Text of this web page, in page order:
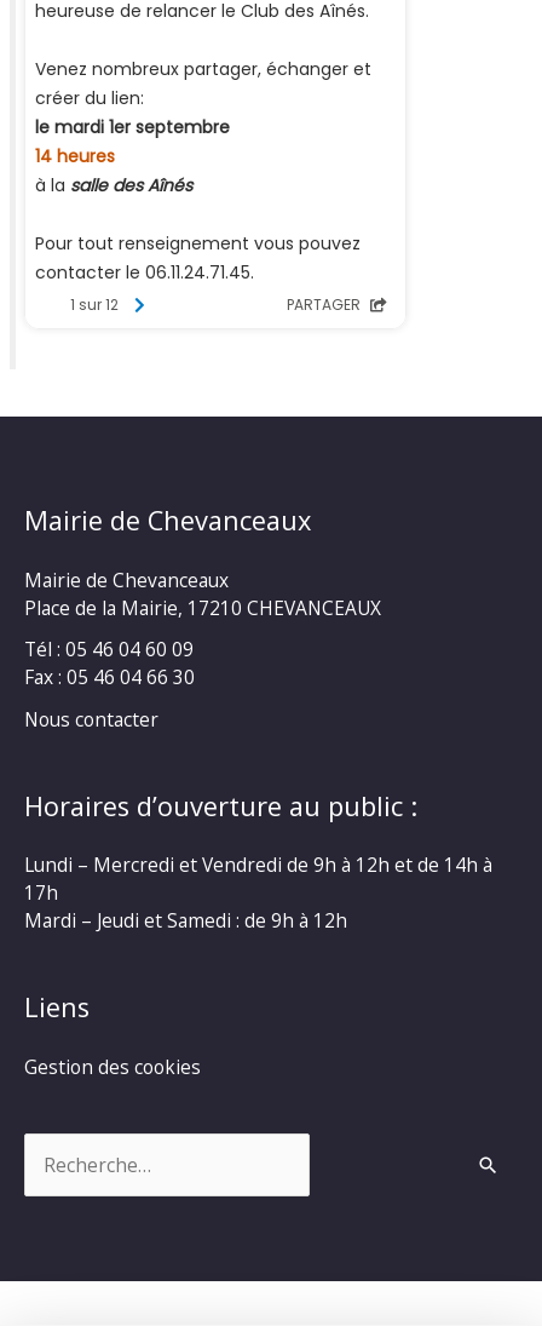
Mairie de Chevanceaux
Mairie de Chevanceaux
Place de la Mairie, 17210 CHEVANCEAUX
Tél : 05 46 04 60 09
Fax : 05 46 04 66 30
Nous contacter
Horaires d’ouverture au public :
Lundi – Mercredi et Vendredi de 9h à 12h et de 14h à
17h
Mardi – Jeudi et Samedi : de 9h à 12h
Liens
Gestion des cookies